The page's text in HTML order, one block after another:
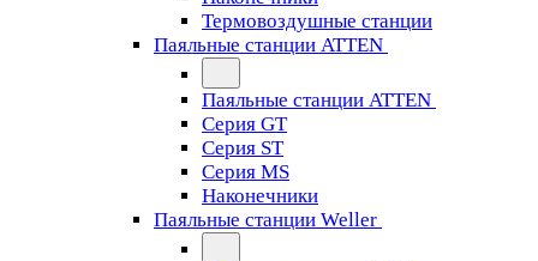
Термовоздушные станции
Паяльные станции ATTEN
Паяльные станции ATTEN
Серия GT
Серия ST
Серия MS
Наконечники
Паяльные станции Weller